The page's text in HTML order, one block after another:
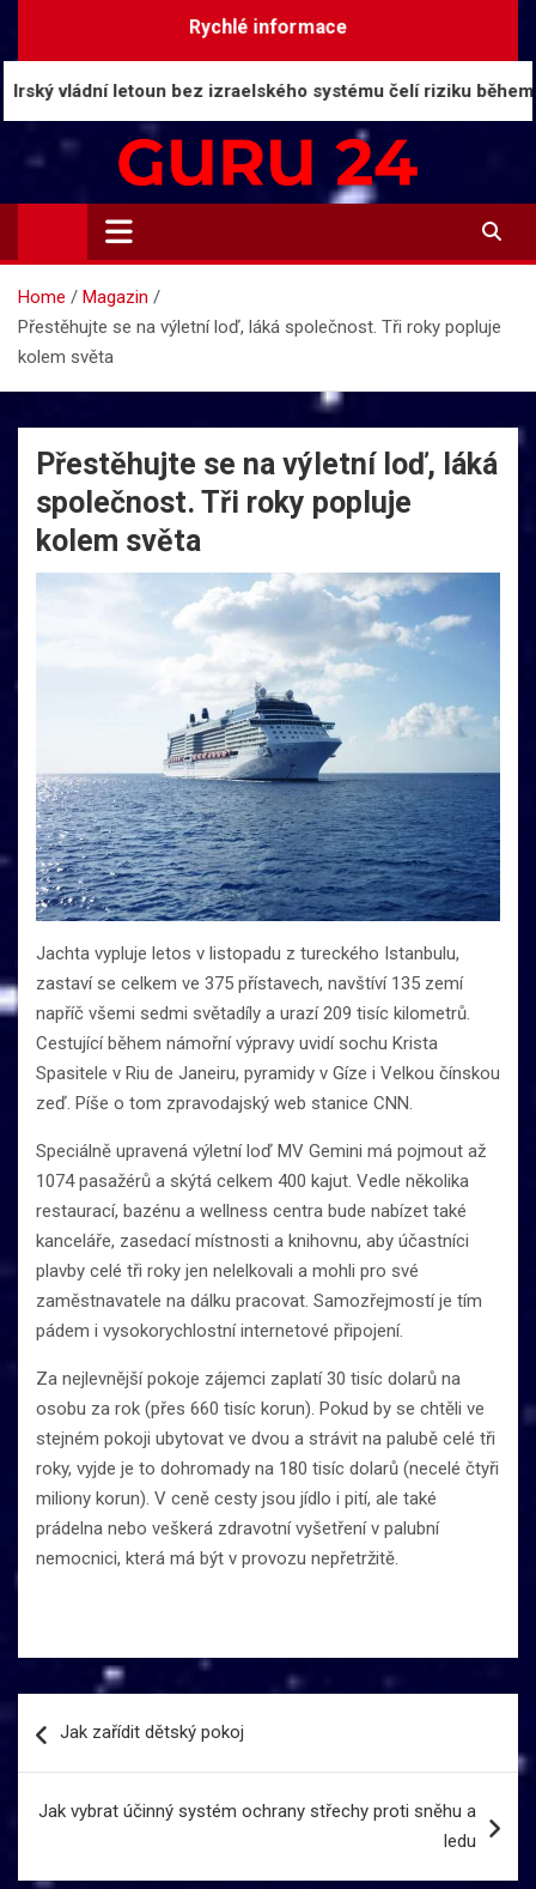
Rychlé informace
letoun bez izraelského systému čelí riziku během mlhy
Guru24.cz
Press relations a informace
Home
Magazin
Přestěhujte se na výletní loď, láká společnost. Tři roky popluje
kolem světa
Přestěhujte se na výletní loď, láká
společnost. Tři roky popluje
kolem světa
Jachta vypluje letos v listopadu z tureckého Istanbulu,
zastaví se celkem ve 375 přístavech, navštíví 135 zemí
napříč všemi sedmi světadíly a urazí 209 tisíc kilometrů.
Cestující během námořní výpravy uvidí sochu Krista
Spasitele v Riu de Janeiru, pyramidy v Gíze i Velkou čínskou
zeď. Píše o tom zpravodajský web stanice CNN.
Speciálně upravená výletní loď MV Gemini má pojmout až
1074 pasažérů a skýtá celkem 400 kajut. Vedle několika
restaurací, bazénu a wellness centra bude nabízet také
kanceláře, zasedací místnosti a knihovnu, aby účastníci
plavby celé tři roky jen nelelkovali a mohli pro své
zaměstnavatele na dálku pracovat. Samozřejmostí je tím
pádem i vysokorychlostní internetové připojení.
Za nejlevnější pokoje zájemci zaplatí 30 tisíc dolarů na
osobu za rok (přes 660 tisíc korun). Pokud by se chtěli ve
stejném pokoji ubytovat ve dvou a strávit na palubě celé tři
roky, vyjde je to dohromady na 180 tisíc dolarů (necelé čtyři
miliony korun). V ceně cesty jsou jídlo i pití, ale také
prádelna nebo veškerá zdravotní vyšetření v palubní
nemocnici, která má být v provozu nepřetržitě.
proJak zařídit dětský pokoj
Jak vybrat účinný systém ochrany střechy proti sněhu a
ledu